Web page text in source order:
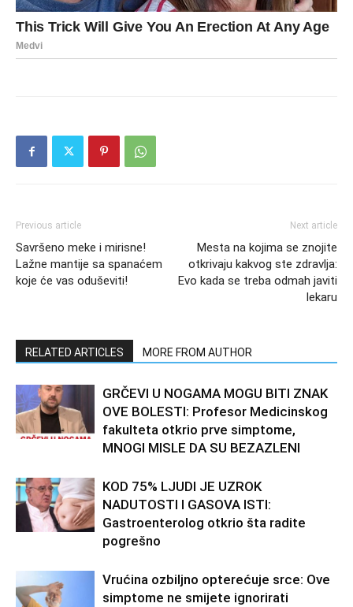
Previous article
Savršeno meke i mirisne!
Lažne mantije sa spanaćem
koje će vas oduševiti!
Next article
Mesta na kojima se znojite
otkrivaju kakvog ste zdravlja:
Evo kada se treba odmah javiti
lekaru
RELATED ARTICLES MORE FROM AUTHOR
GRČEVI U NOGAMA MOGU BITI ZNAK
OVE BOLESTI: Profesor Medicinskog
fakulteta otkrio prve simptome,
MNOGI MISLE DA SU BEZAZLENI
KOD 75% LJUDI JE UZROK
NADUTOSTI I GASOVA ISTI:
Gastroenterolog otkrio šta radite
pogrešno
Vrućina ozbiljno opterećuje srce: Ove
simptome ne smijete ignorirati